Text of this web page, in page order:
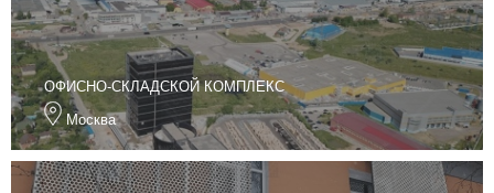
ОФИСНО-СКЛАДСКОЙ КОМПЛЕКС
Москва